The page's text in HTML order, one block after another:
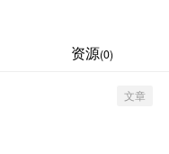
资源(0)
文章